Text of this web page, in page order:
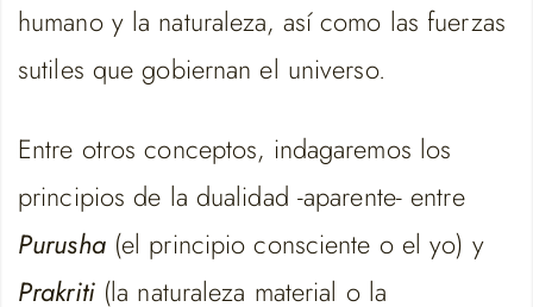
humano y la naturaleza, así como las fuerzas
sutiles que gobiernan el universo.
Entre otros conceptos, indagaremos los
principios de la dualidad -aparente- entre
Purusha (el principio consciente o el yo) y
Prakriti (la naturaleza material o la